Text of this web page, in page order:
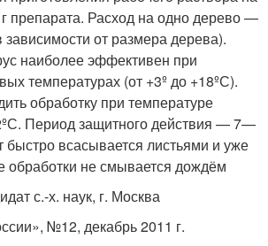
препарата. Расход на одно дерево —
от размера дерева).
наиболее эффективен при
температурах (от +3º до +18ºС).
обработку при температуре
Период защитного действия — 7—
быстро всасывается листьями и уже
обработки не смывается дождём
с.-х. наук, г. Москва
№12, декабрь 2011 г.